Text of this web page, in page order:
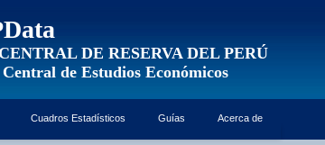
DE RESERVA DEL PERÚ
de Estudios Económicos
Cuadros Estadísticos Guías Acerca de